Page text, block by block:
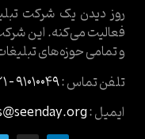
فعالیت می‌کنه. این
و تمامی حوزه‌های
تلفن تماس :۹۱۰۱۰۰۴۹ – ۰۲۱
ایمیل :